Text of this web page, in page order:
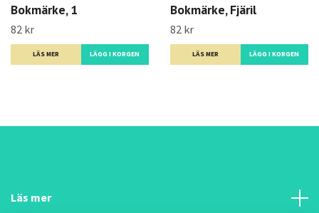
Bokmärke, 1
82 kr
LÄS MER
Bokmärke, Fjäril
82 kr
LÄS MER
Läs mer